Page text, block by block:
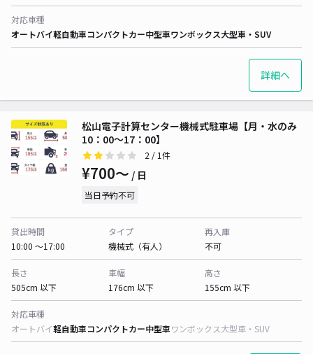
対応車種
オートバイ軽自動車コンパクトカー中型車ワンボックス大型車・SUV
詳細へ
松山電子計算センター機械式駐車場【月・水のみ
10：00～17：00】
2 / 1件
¥700〜 / 日
当日予約不可
貸出時間
10:00 〜17:00
タイプ
機械式（有人）
再入庫
不可
長さ
505cm 以下
車幅
176cm 以下
高さ
155cm 以下
対応車種
オートバイ軽自動車コンパクトカー中型車ワンボックス大型車・SUV